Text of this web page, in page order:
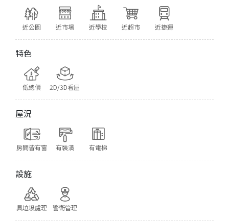
近公園 近市場 近學校 近超市 近捷運
特色
低總價 2D/3D看屋
屋況
房間皆有窗 有裝潢 有電梯
設施
具垃圾處理 警衛管理